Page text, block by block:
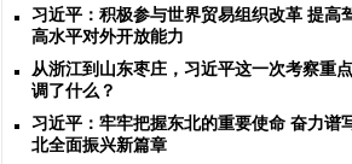
习近平：积极参与世界贸易组织改革 提高
高水平对外开放能力
从浙江到山东枣庄，习近平这一次考察重
调了什么？
习近平：牢牢把握东北的重要使命 奋力谱
北全面振兴新篇章